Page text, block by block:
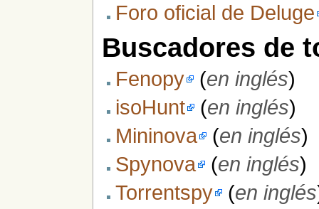
Foro oficial de Deluge
Buscadores de
Fenopy (en inglés)
isoHunt
(en inglés)
Mininova
(en inglés)
Spynova
(en inglés)
Torrentspy
(en inglés